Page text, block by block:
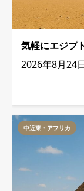
気軽にエジプ
2026年8月24
中近東・アフリカ